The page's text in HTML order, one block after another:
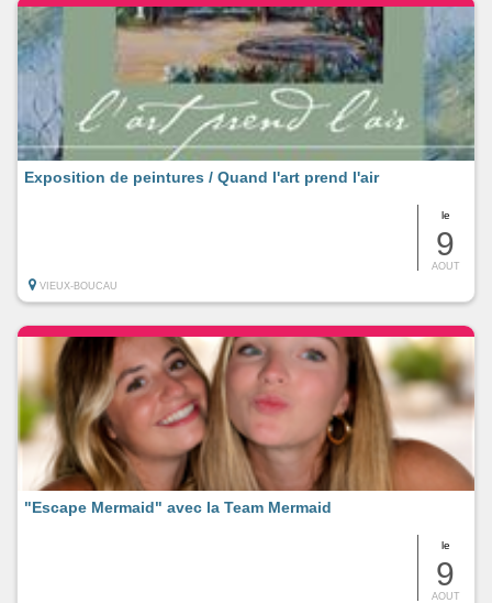
le
9
AOUT
Exposition de peintures / Quand l'art prend l'air
VIEUX-BOUCAU
le
9
AOUT
"Escape Mermaid" avec la Team Mermaid